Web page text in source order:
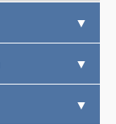
▼
▼
▼